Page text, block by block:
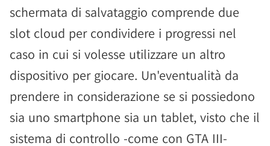
schermata di salvataggio comprende due
slot cloud per condividere i progressi nel
caso in cui si volesse utilizzare un altro
dispositivo per giocare. Un'eventualità da
prendere in considerazione se si possiedono
sia uno smartphone sia un tablet, visto che il
sistema di controllo -come con GTA III-